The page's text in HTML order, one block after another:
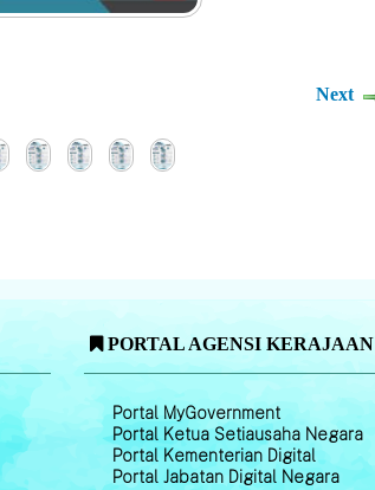
Next
PORTAL AGENSI KERAJAAN
Portal MyGovernment
Portal Ketua Setiausaha Negara
Portal Kementerian Digital
Portal Jabatan Digital Negara